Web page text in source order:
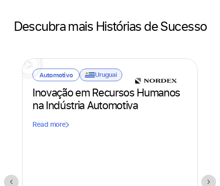
Descubra mais Histórias de Sucesso
Automotivo Uruguai
Inovação em Recursos Humanos
na Indústria Automotiva
Read more